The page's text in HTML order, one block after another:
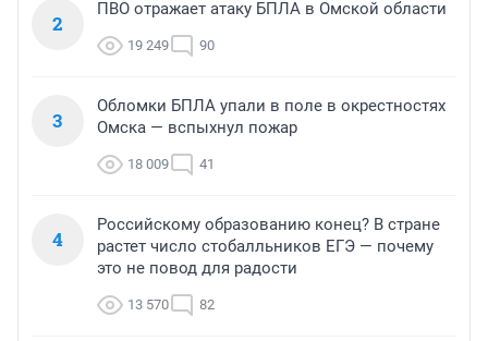
2
ПВО отражает атаку БПЛА в Омской области
19 249 90
3
Обломки БПЛА упали в поле в окрестностях
Омска — вспыхнул пожар
18 009 41
4
Российскому образованию конец? В стране
растет число стобалльников ЕГЭ — почему
это не повод для радости
13 570 82